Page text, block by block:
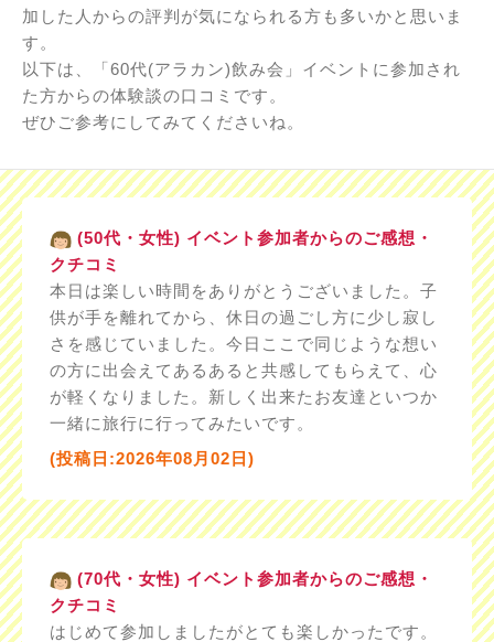
加した人からの評判が気になられる方も多いかと思いま
す。
以下は、「60代(アラカン)飲み会」イベントに参加され
た方からの体験談の口コミです。
ぜひご参考にしてみてくださいね。
(50代・女性) イベント参加者からのご感想・
クチコミ
本日は楽しい時間をありがとうございました。子
供が手を離れてから、休日の過ごし方に少し寂し
さを感じていました。今日ここで同じような想い
の方に出会えてあるあると共感してもらえて、心
が軽くなりました。新しく出来たお友達といつか
一緒に旅行に行ってみたいです。
(投稿日:2026年08月02日)
(70代・女性) イベント参加者からのご感想・
クチコミ
はじめて参加しましたがとても楽しかったです。